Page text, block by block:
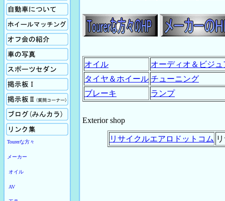
自動車について
ホイールマッチング
オフ会の紹介
車の写真
スポーツセダン
掲示板Ⅰ
掲示板Ⅱ
ブログ
リンク
Tourerな方々
メーカー
オイル
AV
オイル
オーディオ＆ビジュ
タイヤ＆ホイール チューニング
ブレーキ
ランプ
Exterior shop
リサイクルエアロドットコム